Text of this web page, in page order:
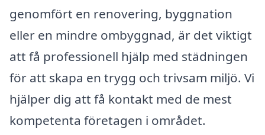
genomfört en renovering, byggnation
eller en mindre ombyggnad, är det viktigt
att få professionell hjälp med städningen
för att skapa en trygg och trivsam miljö. Vi
hjälper dig att få kontakt med de mest
kompetenta företagen i området.